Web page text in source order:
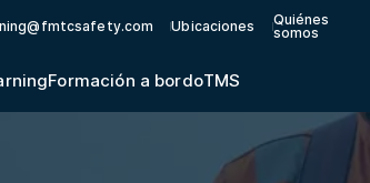
Ubicaciones
Quiénes
somos
Formación a bordoTMS